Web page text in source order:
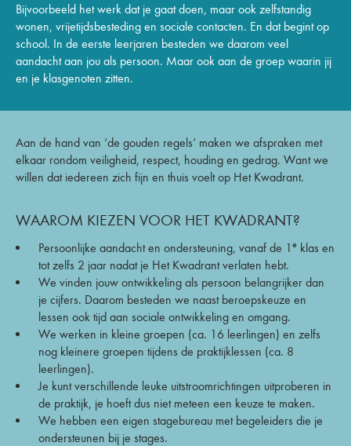
Bijvoorbeeld het werk dat je gaat doen, maar ook zelfstandig
wonen, vrijetijdsbesteding en sociale contacten. En dat begint op
school. In de eerste leerjaren besteden we daarom veel
aandacht aan jou als persoon. Maar ook aan de groep waarin jij
en je klasgenoten zitten.
Aan de hand van ‘de gouden regels’ maken we afspraken met
elkaar rondom veiligheid, respect, houding en gedrag. Want we
willen dat iedereen zich fijn en thuis voelt op Het Kwadrant.
WAAROM KIEZEN VOOR HET KWADRANT?
Persoonlijke aandacht en ondersteuning, vanaf de 1 e klas en
tot zelfs 2 jaar nadat je Het Kwadrant verlaten hebt.
We vinden jouw ontwikkeling als persoon belangrijker dan
je cijfers. Daarom besteden we naast beroepskeuze en
lessen ook tijd aan sociale ontwikkeling en omgang.
We werken in kleine groepen (ca. 16 leerlingen) en zelfs
nog kleinere groepen tijdens de praktijklessen (ca. 8
leerlingen).
Je kunt verschillende leuke uitstroomrichtingen uitproberen in
de praktijk, je hoeft dus niet meteen een keuze te maken.
We hebben een eigen stagebureau met begeleiders die je
ondersteunen bij je stages.